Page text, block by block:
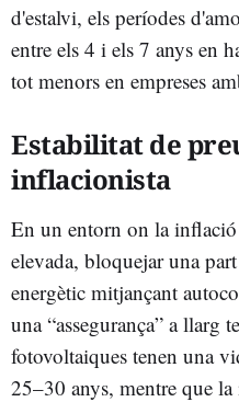
d'estalvi, els períodes
entre els 4 i els 7 anys en
tot menors en empreses
Estabilitat de
inflacionista
En un entorn on la inflació
elevada, bloquejar una
energètic mitjançant
una “assegurança” a llarg
fotovoltaiques tenen una
25–30 anys, mentre que